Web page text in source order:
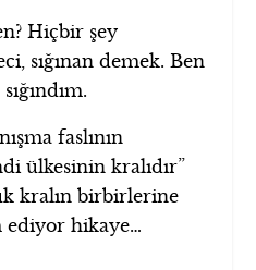
Hiçbir şey
sığınan demek. Ben
faslının
ülkesinin kralıdır”
kralın birbirlerine
ediyor hikaye…